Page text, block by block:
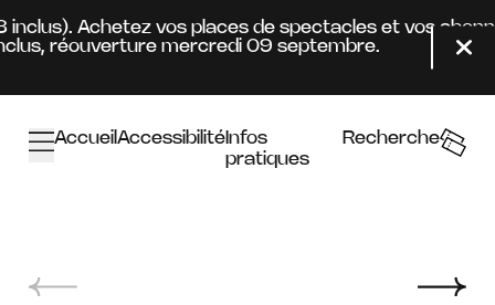
Achetez vos places de spectacles et vos
réouverture mercredi 09 septembre.
AccueilAccessibilitéInfos
pratiques
Recherche